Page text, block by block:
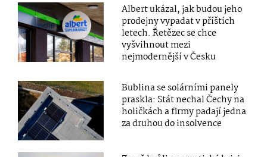
Albert ukázal, jak budou jeho
prodejny vypadat v příštích
letech. Řetězec se chce
vyšvihnout mezi
nejmodernější v Česku
Bublina se solárními panely
praskla: Stát nechal Čechy na
holičkách a firmy padají jedna
za druhou do insolvence